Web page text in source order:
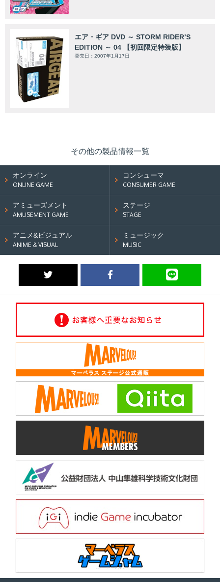
エア・ギア DVD ～ STORM RIDER’S
EDITION ～ 04 【初回限定特装版】
発売日：2007年1月17日
その他の製品情報一覧
オンライン
ONLINE GAME
コンシューマ
CONSUMER GAME
アミューズメント
AMUSEMENT GAME
ステージ
STAGE
アニメ&ビジュアル
ANIME & VISUAL
ミュージック
MUSIC